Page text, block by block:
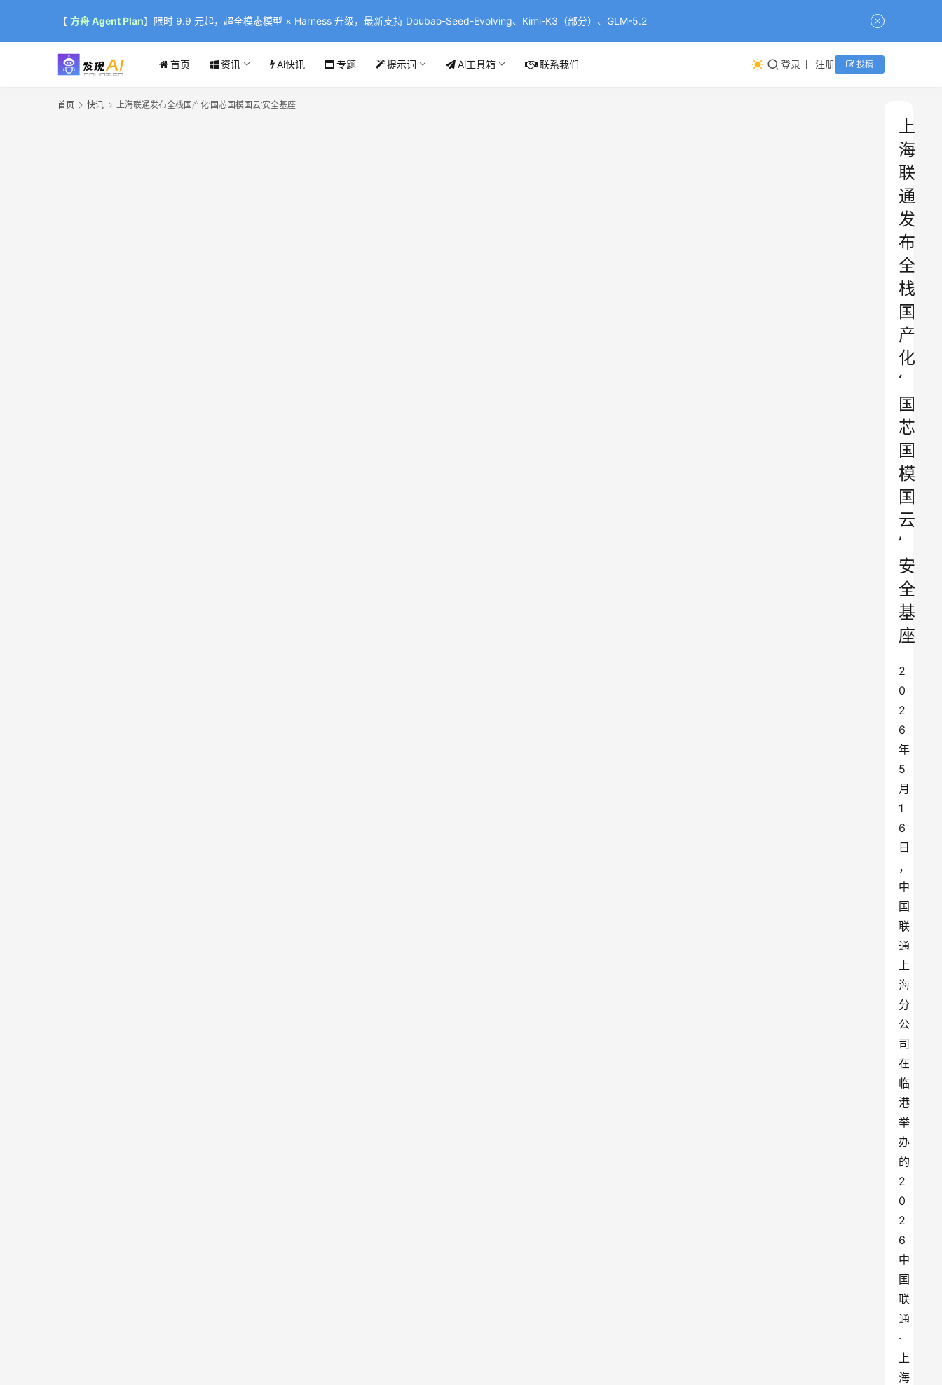
【 方舟 Agent Plan】限时 9.9 元起，超全模态模型 × Harness 升级，最新支持 Doubao-Seed-Evolving、Kimi-K3（部分）、GLM-5.2
首页 资讯 Ai快讯 专题 提示词 Ai工具箱 联系我们 登录 注册 投稿
首页 快讯 上海联通发布全栈国产化‘国芯国模国云’安全基座
上
海
联
通
发
布
全
栈
国
产
化
‘
国
芯
国
模
国
云
’
安
全
基
座
2
0
2
6
年
5
月
1
6
日
，
中
国
联
通
上
海
分
公
司
在
临
港
举
办
的
2
0
2
6
中
国
联
通
·
上
海